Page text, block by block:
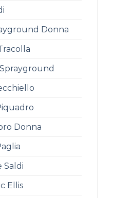
Donna
Donna
Saldi
Ellis